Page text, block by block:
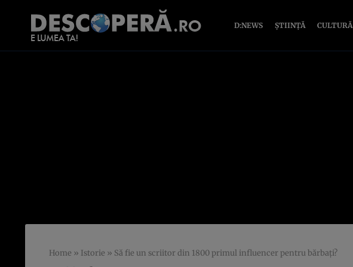
D:NEWS ȘTIINȚĂ CULTURĂ
Home » Istorie » Să fie un scriitor din 1800 primul influencer pentru bărbați?